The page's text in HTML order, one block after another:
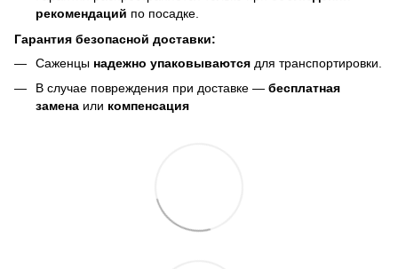
рекомендаций по посадке.
Гарантия безопасной доставки:
Саженцы надежно упаковываются для транспортировки.
В случае повреждения при доставке — бесплатная
замена или компенсация